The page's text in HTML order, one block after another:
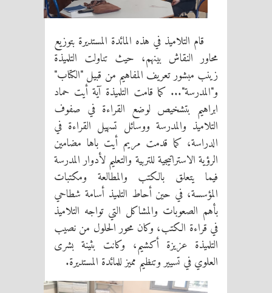
قام التلاميذ في هذه المائدة المستديرة بتوزيع
محاور النقاش بينهم، حيث تناولت التلميذة
زينب مبشور تعريف المفاهيم من قبيل "الكتاب"
و"المدرسة"... كما قامت التلميذة آية أيت حماد
ابراهيم بتشخيص لوضع القراءة في صفوف
التلاميذ والمدرسة ووسائل تسهيل القراءة في
الدراسة، كما قدمت مريم أيت باها مضامين
الرؤية الاستراتيجية للتربية والتعليم لأدوار المدرسة
فيما يتعلق بالكتب والمطالعة ومكتبات
المؤسسة، في حين أحاط التلميذ أسامة شطاحي
بأهم الصعوبات والمشاكل التي تواجه التلاميذ
في قراءة الكتب، وكان محور الحلول من نصيب
التلميذة عزيزة أكشيم، وكانت بثينة بشرى
العلوي في تسيير وتنظيم مميز للمائدة المستديرة.